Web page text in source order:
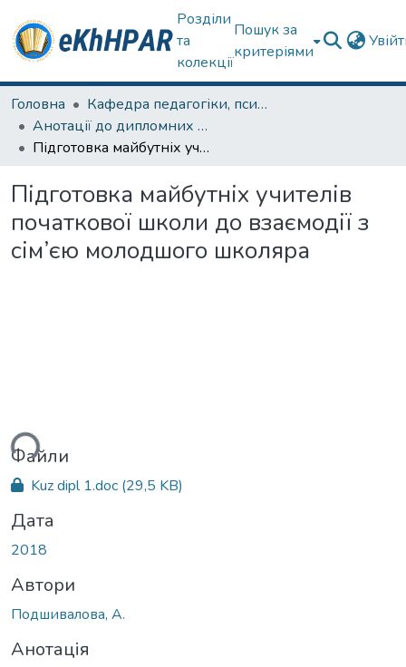
Розділи
та
колекції
Пошук за
критеріями
Головна
Кафедра педагогіки, психології, початкової освіти та освітнього менеджменту
Анотації до дипломних робіт
Підготовка майбутніх учителів початкової школи до взаємодії з сім’єю молодшого школяра
Підготовка майбутніх учителів
початкової школи до взаємодії з
сім’єю молодшого школяра
Файли
Kuz dipl 1.doc (29,5 KB)
Дата
2018
Автори
Подшивалова, А.
Анотація